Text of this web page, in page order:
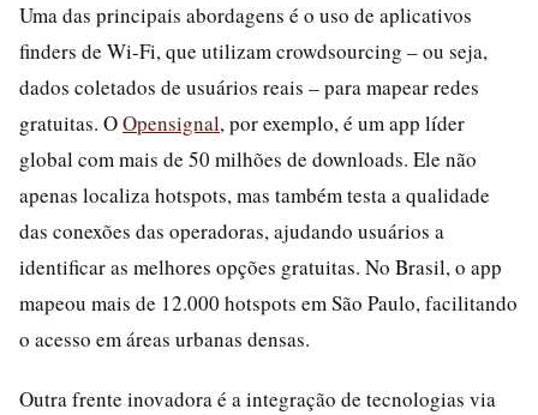
Uma das principais abordagens é o uso de aplicativos
finders de Wi-Fi, que utilizam crowdsourcing – ou seja,
dados coletados de usuários reais – para mapear redes
gratuitas. OOpensignal, por exemplo, é um app líder
global com mais de 50 milhões de downloads. Ele não
apenas localiza hotspots, mas também testa a qualidade
das conexões das operadoras, ajudando usuários a
identificar as melhores opções gratuitas. No Brasil, o app
mapeou mais de 12.000 hotspots em São Paulo, facilitando
o acesso em áreas urbanas densas.
Outra frente inovadora é a integração de tecnologias via